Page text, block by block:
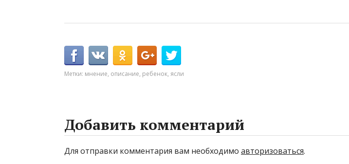
Метки: мнение, описание, ребенок, ясли
Добавить комментарий
Для отправки комментария вам необходимо авторизоваться.